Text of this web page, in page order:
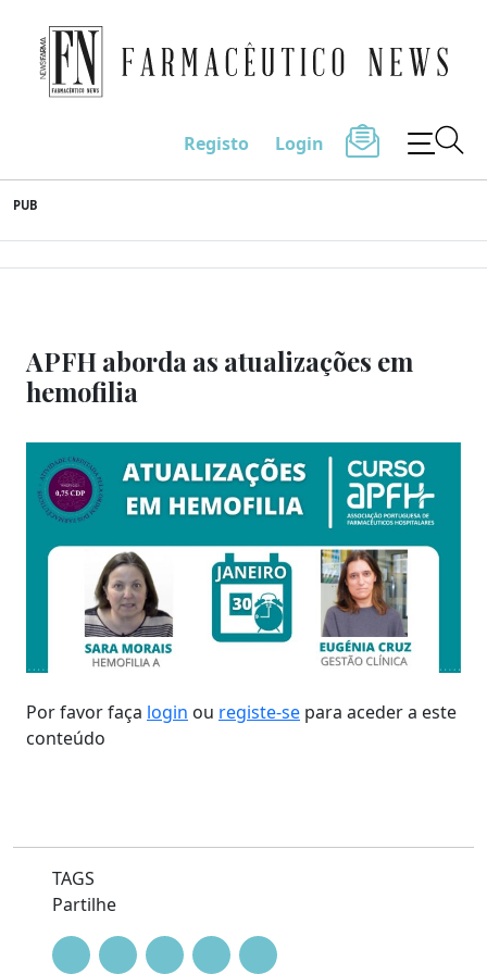
to
content
Farmacêutico News
Registo Login
PUB
APFH aborda as atualizações em
hemofilia
Por favor faça login ou registe-se para aceder a este
conteúdo
TAGS
Partilhe